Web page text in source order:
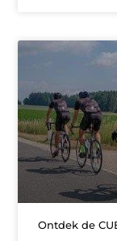
Ontdek de